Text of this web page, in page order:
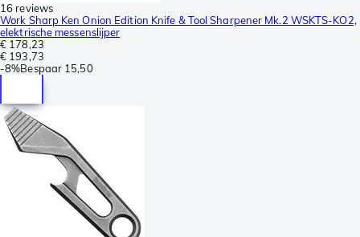
16 reviews
Work Sharp Ken Onion Edition Knife & Tool Sharpener Mk.2 WSKTS-KO2,
elektrische messenslijper
€ 178,23
€ 193,73
-8%Bespaar 15,50